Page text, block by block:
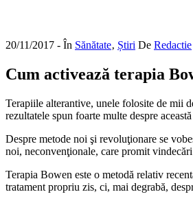
20/11/2017 - În Sănătate‚ Știri De Redactie
Cum activează terapia
Terapiile alterantive, unele folosite de mii
rezultatele spun foarte multe despre
Despre metode noi şi revoluţionare se
noi, neconvenţionale, care promit
Terapia Bowen este o metodă relativ
tratament propriu zis, ci, mai degrabă,